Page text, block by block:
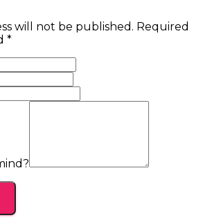
will not be published. Required
*